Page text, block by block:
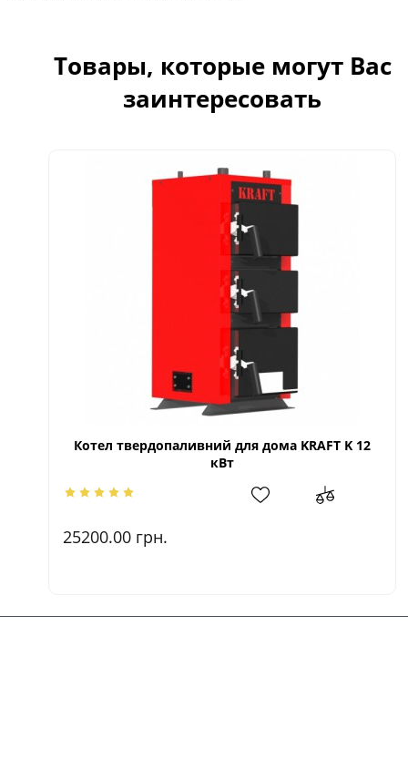
Товары, которые могут Вас
заинтересовать
Котел твердопаливний для дома KRAFT K 12
кВт
25200.00 грн.